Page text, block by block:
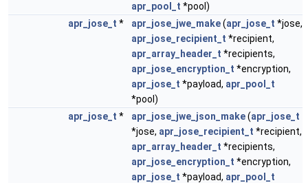
apr_pool_t *pool)
apr_jose_t * apr_jose_jwe_make(apr_jose_t *jose,
apr_jose_recipient_t *recipient,
apr_array_header_t *recipients,
apr_jose_encryption_t *encryption,
apr_jose_t *payload, apr_pool_t
*pool)
apr_jose_t * apr_jose_jwe_json_make(apr_jose_t
*jose, apr_jose_recipient_t *recipient,
apr_array_header_t *recipients,
apr_jose_encryption_t *encryption,
apr_jose_t *payload, apr_pool_t